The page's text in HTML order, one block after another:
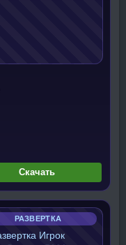
Скачать
РАЗВЕРТКА